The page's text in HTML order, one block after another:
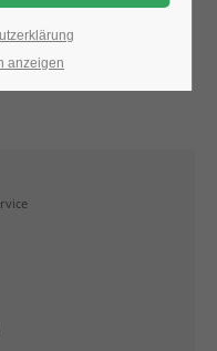
adipiscing
anzeigen